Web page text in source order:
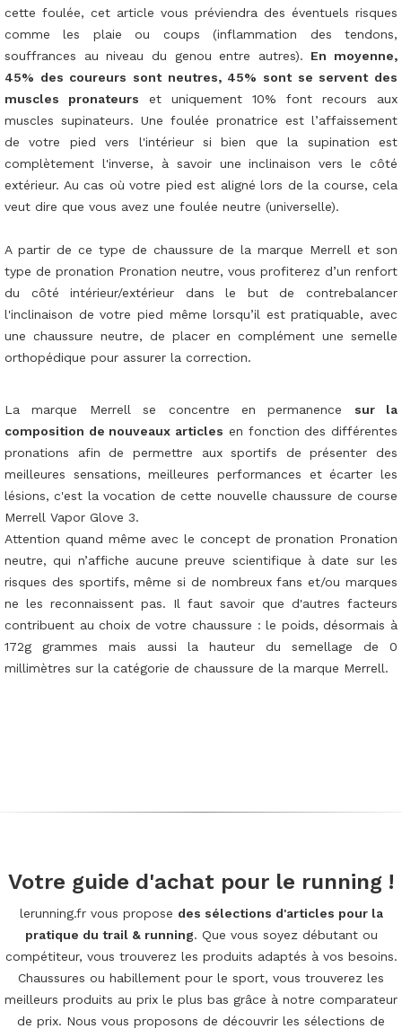
cette foulée, cet article vous préviendra des éventuels risques
comme les plaie ou coups (inflammation des tendons,
souffrances au niveau du genou entre autres). En moyenne,
45% des coureurs sont neutres, 45% sont se servent des
muscles pronateurs et uniquement 10% font recours aux
muscles supinateurs. Une foulée pronatrice est l’affaissement
de votre pied vers l'intérieur si bien que la supination est
complètement l'inverse, à savoir une inclinaison vers le côté
extérieur. Au cas où votre pied est aligné lors de la course, cela
veut dire que vous avez une foulée neutre (universelle).
A partir de ce type de chaussure de la marque Merrell et son
type de pronation Pronation neutre, vous profiterez d’un renfort
du côté intérieur/extérieur dans le but de contrebalancer
l'inclinaison de votre pied même lorsqu’il est pratiquable, avec
une chaussure neutre, de placer en complément une semelle
orthopédique pour assurer la correction.
La marque Merrell se concentre en permanence sur la
composition de nouveaux articles en fonction des différentes
pronations afin de permettre aux sportifs de présenter des
meilleures sensations, meilleures performances et écarter les
lésions, c'est la vocation de cette nouvelle chaussure de course
Merrell Vapor Glove 3.
Attention quand même avec le concept de pronation Pronation
neutre, qui n’affiche aucune preuve scientifique à date sur les
risques des sportifs, même si de nombreux fans et/ou marques
ne les reconnaissent pas. Il faut savoir que d'autres facteurs
contribuent au choix de votre chaussure : le poids, désormais à
172g grammes mais aussi la hauteur du semellage de 0
millimètres sur la catégorie de chaussure de la marque Merrell.
Votre guide d'achat pour le running !
lerunning.fr vous propose des sélections d'articles pour la
pratique du trail & running. Que vous soyez débutant ou
compétiteur, vous trouverez les produits adaptés à vos besoins.
Chaussures ou habillement pour le sport, vous trouverez les
meilleurs produits au prix le plus bas grâce à notre comparateur
de prix. Nous vous proposons de découvrir les sélections de